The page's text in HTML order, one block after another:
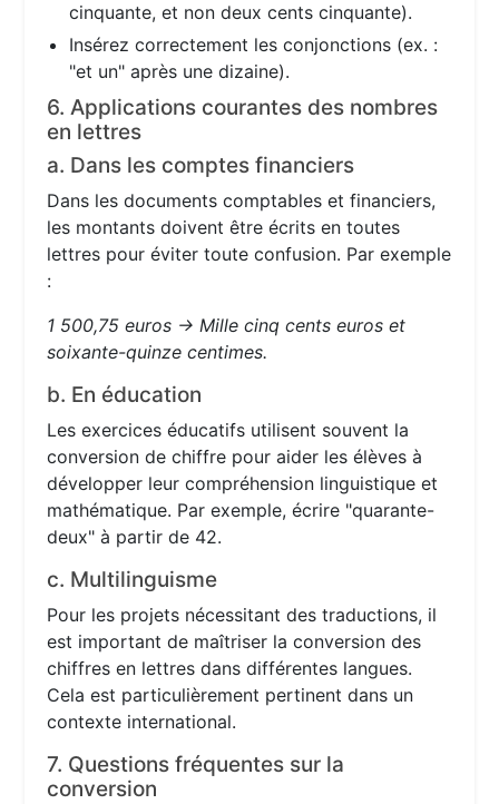
cinquante, et non deux cents cinquante).
Insérez correctement les conjonctions (ex. :
"et un" après une dizaine).
6. Applications courantes des nombres
en lettres
a. Dans les comptes financiers
Dans les documents comptables et financiers,
les montants doivent être écrits en toutes
lettres pour éviter toute confusion. Par exemple
:
1 500,75 euros → Mille cinq cents euros et
soixante-quinze centimes.
b. En éducation
Les exercices éducatifs utilisent souvent la
conversion de chiffre pour aider les élèves à
développer leur compréhension linguistique et
mathématique. Par exemple, écrire "quarante-
deux" à partir de 42.
c. Multilinguisme
Pour les projets nécessitant des traductions, il
est important de maîtriser la conversion des
chiffres en lettres dans différentes langues.
Cela est particulièrement pertinent dans un
contexte international.
7. Questions fréquentes sur la
conversion